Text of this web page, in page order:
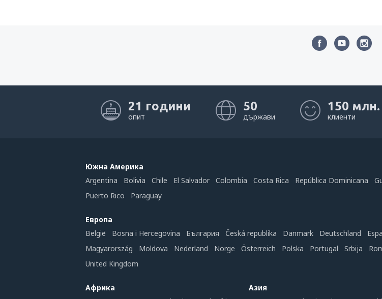
21 години
опит
50
държави
150 млн.
клиенти
Южна Америка
Argentina
Bolivia Chile El Salvador Colombia Costa Rica República Dominicana
Puerto Rico
Paraguay
Европа
België
Bosna i Hercegovina България Česká republika Danmark Deutschland
Magyarország
Moldova Nederland Norge Österreich Polska Portugal Srbija
United Kingdom
Африка
Азия